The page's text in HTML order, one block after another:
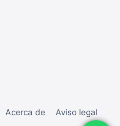
Acerca de
Aviso legal